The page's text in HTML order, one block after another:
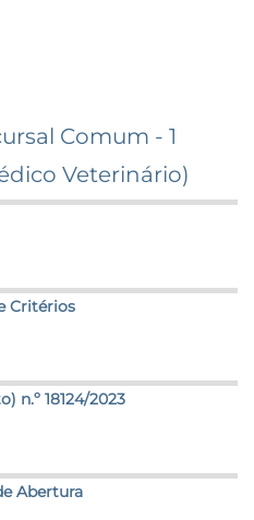
Comum - 1
Veterinário)
Critérios
n.º 18124/2023
Abertura